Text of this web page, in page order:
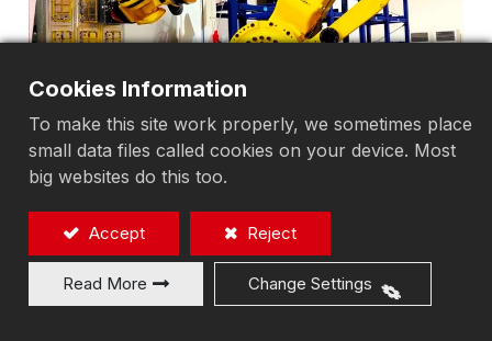
Cookies Information
To make this site work properly, we sometimes place
small data files called cookies on your device. Most
big websites do this too.
Accept Reject
Read More Change Settings